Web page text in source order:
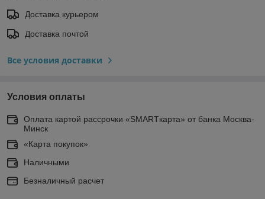
Доставка курьером
Доставка почтой
Все условия доставки
Условия оплаты
Оплата картой рассрочки «SMARTкарта» от банка Москва-
Минск
«Карта покупок»
Наличными
Безналичный расчет